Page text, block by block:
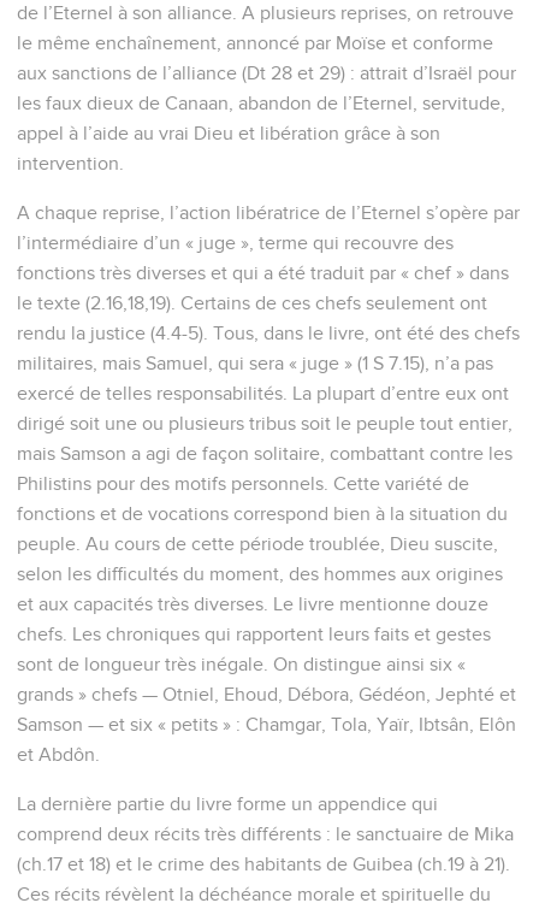
de l’Eternel à son alliance. A plusieurs reprises, on retrouve
le même enchaînement, annoncé par Moïse et conforme
aux sanctions de l’alliance (Dt 28 et 29) : attrait d’Israël pour
les faux dieux de Canaan, abandon de l’Eternel, servitude,
appel à l’aide au vrai Dieu et libération grâce à son
intervention.
A chaque reprise, l’action libératrice de l’Eternel s’opère par
l’intermédiaire d’un « juge », terme qui recouvre des
fonctions très diverses et qui a été traduit par « chef » dans
le texte (2.16,18,19). Certains de ces chefs seulement ont
rendu la justice (4.4-5). Tous, dans le livre, ont été des chefs
militaires, mais Samuel, qui sera « juge » (1 S 7.15), n’a pas
exercé de telles responsabilités. La plupart d’entre eux ont
dirigé soit une ou plusieurs tribus soit le peuple tout entier,
mais Samson a agi de façon solitaire, combattant contre les
Philistins pour des motifs personnels. Cette variété de
fonctions et de vocations correspond bien à la situation du
peuple. Au cours de cette période troublée, Dieu suscite,
selon les difficultés du moment, des hommes aux origines
et aux capacités très diverses. Le livre mentionne douze
chefs. Les chroniques qui rapportent leurs faits et gestes
sont de longueur très inégale. On distingue ainsi six «
grands » chefs — Otniel, Ehoud, Débora, Gédéon, Jephté et
Samson — et six « petits » : Chamgar, Tola, Yaïr, Ibtsân, Elôn
et Abdôn.
La dernière partie du livre forme un appendice qui
comprend deux récits très différents : le sanctuaire de Mika
(ch.17 et 18) et le crime des habitants de Guibea (ch.19 à 21).
Ces récits révèlent la déchéance morale et spirituelle du